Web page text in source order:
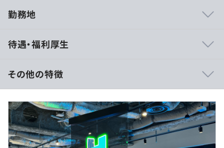
希望をかなえている社員が多数います！
◆Case1：AIやクラウドなど最新技術を身につけたいAさ
ん
大手製造メーカー向けにAIを導入し、在庫の抱え込みコス
トを削減するプロジェクトに参画。
製造オーダー・製品構成・部品表などのデータを学習させ
ることで、在庫数を自動的に最適化できるアルゴリズムの
構築に携わりスキルアップを実現。
勤務地
待遇・福利厚生
※経験・能力を考慮のうえ、当社規定により決定いたしま
す。
※経験者の方は固定残業代を含む、もしくは裁量労働制の
ケースがあります。
その他の特徴